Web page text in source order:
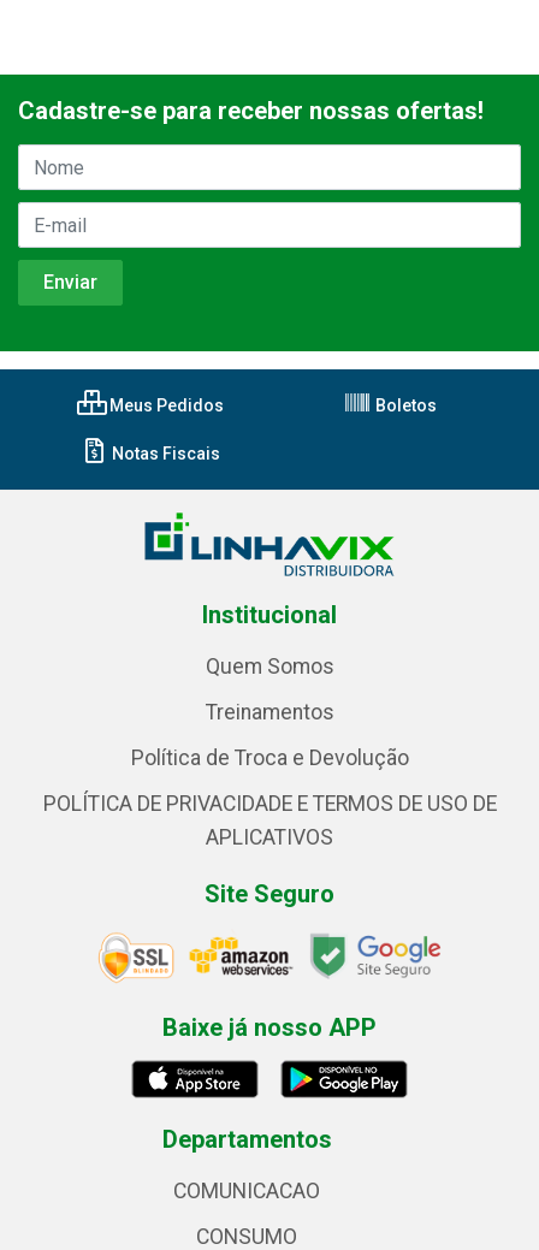
Cadastre-se para receber nossas ofertas!
Meus Pedidos Boletos
Notas Fiscais
Institucional
Quem Somos
Treinamentos
Política de Troca e Devolução
POLÍTICA DE PRIVACIDADE E TERMOS DE USO DE
APLICATIVOS
Site Seguro
Baixe já nosso APP
Departamentos
COMUNICACAO
CONSUMO